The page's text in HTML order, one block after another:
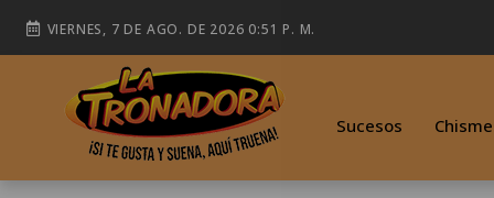
VIERNES, 7 DE AGO. DE 2026 0:51 P. M.
Sucesos